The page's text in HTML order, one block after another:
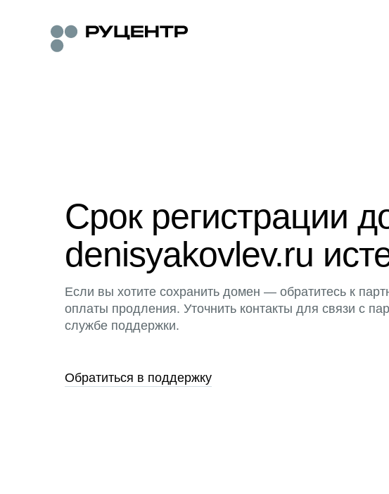
Срок регистрации
denisyakovlev.ru
Если вы хотите сохранить домен — обратитесь к
оплаты продления. Уточнить контакты для связи с
службе поддержки.
Обратиться в поддержку